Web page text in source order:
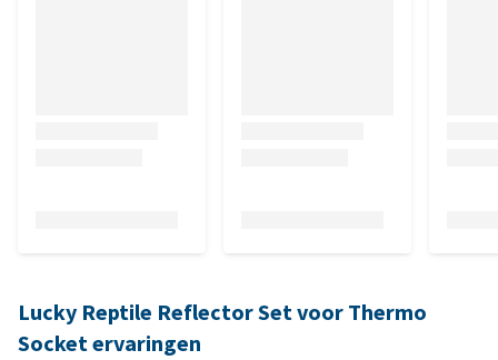
Lucky Reptile Reflector Set voor Thermo
Socket ervaringen